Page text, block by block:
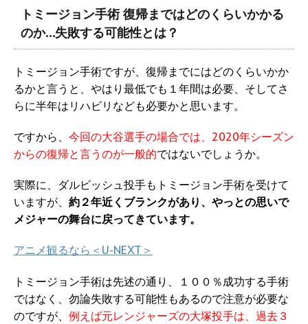
トミージョン手術 復帰まではどのくらいかかる
のか…失敗する可能性とは？
トミージョン手術ですが、復帰までにはどのくらいかか
るかと言うと、やはり最低でも１年間は必要、そしてさ
らに半年はリハビリなども必要かと思います。
ですから、 今回の大谷選手の場合では、2020年シーズン
からの復帰と言うのが一般的ではないでしょうか。
実際に、ダルビッシュ投手もトミージョン手術を受けて
いますが、 約２年近くブランクがあり、やっとの思いで
メジャーの舞台に戻ってきています。
アニメ観るなら＜U-NEXT＞
トミージョン手術は先述の通り、１００％成功する手術
ではなく、勿論失敗する可能性もあるので注意が必要な
のですが、 例えば元レンジャーズの大塚投手は、過去３